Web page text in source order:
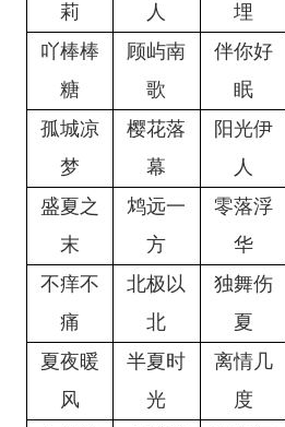
莉
人
埋
吖棒棒
糖
顾屿南
歌
伴你好
眠
孤城凉
梦
樱花落
幕
阳光伊
人
盛夏之
末
鸩远一
方
零落浮
华
不痒不
痛
北极以
北
独舞伤
夏
夏夜暖
风
半夏时
光
离情几
度